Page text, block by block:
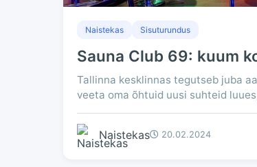
Naistekas Sisuturundus
Sauna Club 69: kuum
Tallinna kesklinnas tegutseb juba
veeta oma õhtuid uusi suhteid
Naistekas 20.02.2024